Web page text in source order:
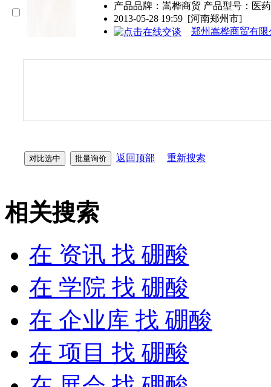
产品品牌：嵩桦商贸 产品型号：医药
2013-05-28 19:59 [河南郑州市]
郑州嵩桦商贸有限
返回顶部 重新搜索
相关搜索
在 资讯 找 硼酸
在 学院 找 硼酸
在 企业库 找 硼酸
在 项目 找 硼酸